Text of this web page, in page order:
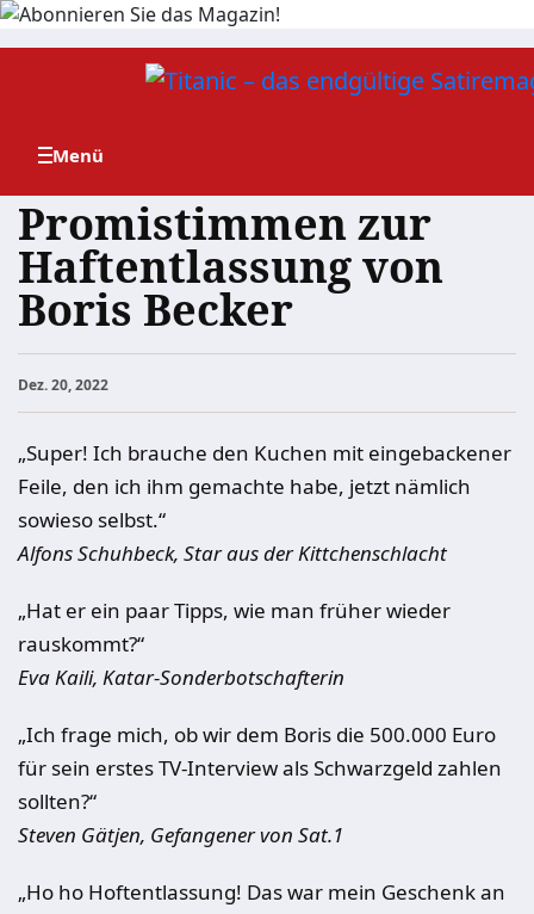
Zum
Promistimmen zur
Haft­ent­las­sung von
Boris Becker
Dez. 20, 2022
„Super! Ich brauche den Kuchen mit eingebackener
Feile, den ich ihm gemachte habe, jetzt nämlich
sowieso selbst.“
Alfons Schuhbeck, Star aus der Kittchenschlacht
„Hat er ein paar Tipps, wie man früher wieder
rauskommt?“
Eva Kaili, Katar-Sonderbotschafterin
„Ich frage mich, ob wir dem Boris die 500.000 Euro
für sein erstes TV-Interview als Schwarzgeld zahlen
sollten?“
Steven Gätjen, Gefangener von Sat.1
„Ho ho Hoft­ent­las­sung! Das war mein Geschenk an